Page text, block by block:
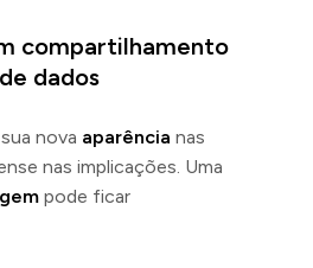
compartilhamento
dados
nova aparência nas
nas implicações. Uma
pode ficar